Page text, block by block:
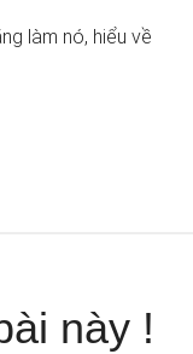
làm nó, hiểu về
này !